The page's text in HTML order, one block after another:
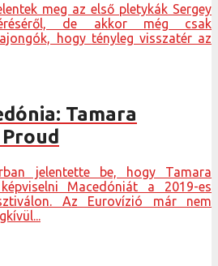
meg az első pletykák Sergey
de akkor még csak
hogy tényleg visszatér az
Tamara
jelentette be, hogy Tamara
Macedóniát a 2019-es
Az Eurovízió már nem